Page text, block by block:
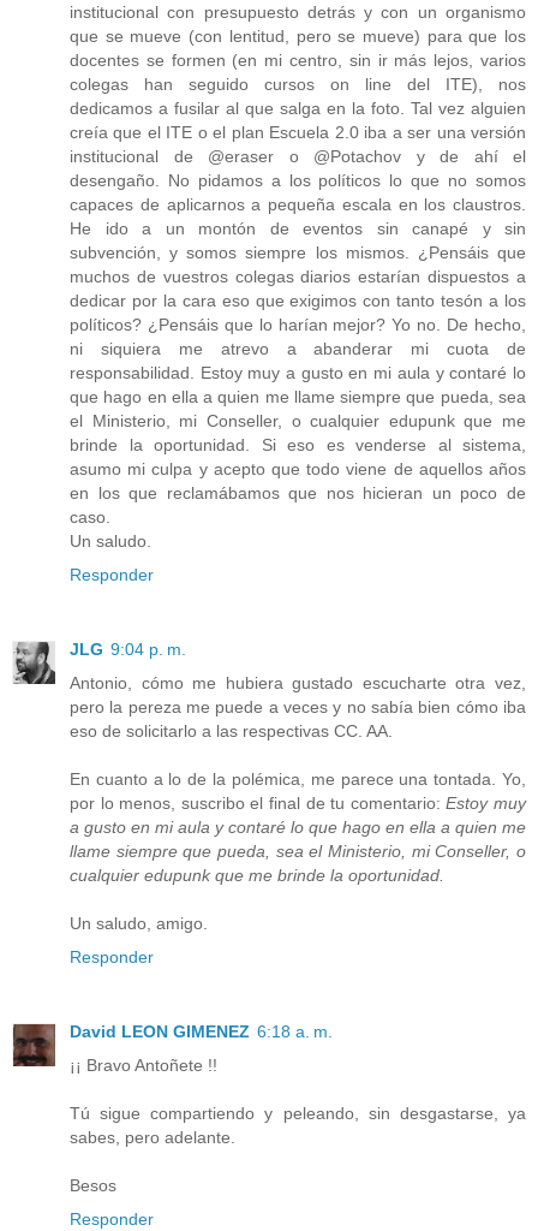
institucional con presupuesto detrás y con un organismo
que se mueve (con lentitud, pero se mueve) para que los
docentes se formen (en mi centro, sin ir más lejos, varios
colegas han seguido cursos on line del ITE), nos
dedicamos a fusilar al que salga en la foto. Tal vez alguien
creía que el ITE o el plan Escuela 2.0 iba a ser una versión
institucional de @eraser o @Potachov y de ahí el
desengaño. No pidamos a los políticos lo que no somos
capaces de aplicarnos a pequeña escala en los claustros.
He ido a un montón de eventos sin canapé y sin
subvención, y somos siempre los mismos. ¿Pensáis que
muchos de vuestros colegas diarios estarían dispuestos a
dedicar por la cara eso que exigimos con tanto tesón a los
políticos? ¿Pensáis que lo harían mejor? Yo no. De hecho,
ni siquiera me atrevo a abanderar mi cuota de
responsabilidad. Estoy muy a gusto en mi aula y contaré lo
que hago en ella a quien me llame siempre que pueda, sea
el Ministerio, mi Conseller, o cualquier edupunk que me
brinde la oportunidad. Si eso es venderse al sistema,
asumo mi culpa y acepto que todo viene de aquellos años
en los que reclamábamos que nos hicieran un poco de
caso.
Un saludo.
Responder
JLG 9:04 p. m.
Antonio, cómo me hubiera gustado escucharte otra vez,
pero la pereza me puede a veces y no sabía bien cómo iba
eso de solicitarlo a las respectivas CC. AA.
En cuanto a lo de la polémica, me parece una tontada. Yo,
por lo menos, suscribo el final de tu comentario:Estoy muy
a gusto en mi aula y contaré lo que hago en ella a quien me
llame siempre que pueda, sea el Ministerio, mi Conseller, o
cualquier edupunk que me brinde la oportunidad.
Un saludo, amigo.
Responder
David LEON GIMENEZ 6:18 a. m.
¡¡ Bravo Antoñete !!
Tú sigue compartiendo y peleando, sin desgastarse, ya
sabes, pero adelante.
Besos
Responder